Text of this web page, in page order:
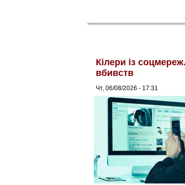
Кілери із
вбивств
Чт, 06/08/2026 - 17:31